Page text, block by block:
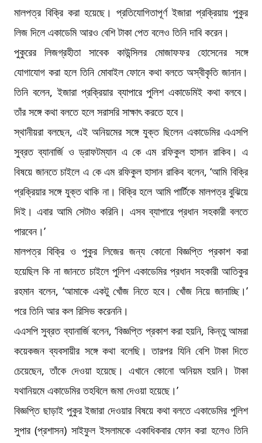
মালপত্র বিক্রি করা হয়েছে। প্রতিযোগিতাপূর্ণ ইজারা প্রক্রিয়ায় পুকুর
লিজ দিলে একাডেমি আরও বেশি টাকা পেত বলেও তিনি দাবি করেন।
পুকুরের লিজগ্রহীতা সাবেক কাউন্সিলর মোজাফফর হোসেনের সঙ্গে
যোগাযোগ করা হলে তিনি মোবাইল ফোনে কথা বলতে অস্বীকৃতি জানান।
তিনি বলেন, ইজারা প্রক্রিয়ার ব্যাপারে পুলিশ একাডেমিই কথা বলবে।
তাঁর সঙ্গে কথা বলতে হলে সরাসরি সাক্ষাৎ করতে হবে।
স্থানীয়রা বলছেন, এই অনিয়মের সঙ্গে যুক্ত ছিলেন একাডেমির এএসপি
সুব্রত ব্যানার্জি ও ড্রাফটম্যান এ কে এম রফিকুল হাসান রাকিব। এ
বিষয়ে জানতে চাইলে এ কে এম রফিকুল হাসান রাকিব বলেন, ‘আমি বিক্রি
প্রক্রিয়ার সঙ্গে যুক্ত থাকি না। বিক্রি হলে আমি পার্টিকে মালপত্র বুঝিয়ে
দিই। এবার আমি সেটাও করিনি। এসব ব্যাপারে প্রধান সহকারী বলতে
পারবেন।’
মালপত্র বিক্রি ও পুকুর লিজের জন্য কোনো বিজ্ঞপ্তি প্রকাশ করা
হয়েছিল কি না জানতে চাইলে পুলিশ একাডেমির প্রধান সহকারী আতিকুর
রহমান বলেন, ‘আমাকে একটু খোঁজ নিতে হবে। খোঁজ নিয়ে জানাচ্ছি।’
পরে তিনি আর কল রিসিভ করেননি।
এএসপি সুব্রত ব্যানার্জি বলেন, ‘বিজ্ঞপ্তি প্রকাশ করা হয়নি, কিন্তু আমরা
কয়েকজন ব্যবসায়ীর সঙ্গে কথা বলেছি। তারপর যিনি বেশি টাকা দিতে
চেয়েছেন, তাঁকে দেওয়া হয়েছে। এখানে কোনো অনিয়ম হয়নি। টাকা
যথানিয়মে একাডেমির তহবিলে জমা দেওয়া হয়েছে।’
বিজ্ঞপ্তি ছাড়াই পুকুর ইজারা দেওয়ার বিষয়ে কথা বলতে একাডেমির পুলিশ
সুপার (প্রশাসন) সাইফুল ইসলামকে একাধিকবার ফোন করা হলেও তিনি